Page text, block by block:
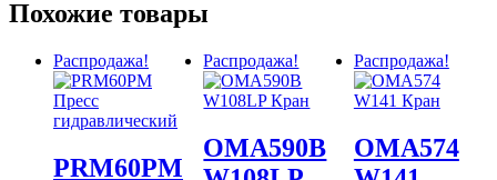
Похожие товары
Распродажа!
PRM60PM
Распродажа!
OMA590B
Распродажа!
OMA574